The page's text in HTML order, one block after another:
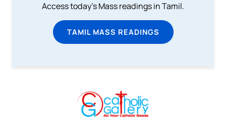
Access today's Mass readings in Tamil.
TAMIL MASS READINGS